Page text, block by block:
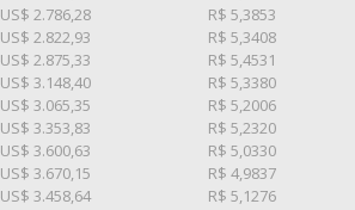
US$ 2.786,28
R$ 5,3853
US$ 2.822,93
R$ 5,3408
US$ 2.875,33
R$ 5,4531
US$ 3.148,40
R$ 5,3380
US$ 3.065,35
R$ 5,2006
US$ 3.353,83
R$ 5,2320
US$ 3.600,63
R$ 5,0330
US$ 3.670,15
R$ 4,9837
US$ 3.458,64 R$ 5,1276